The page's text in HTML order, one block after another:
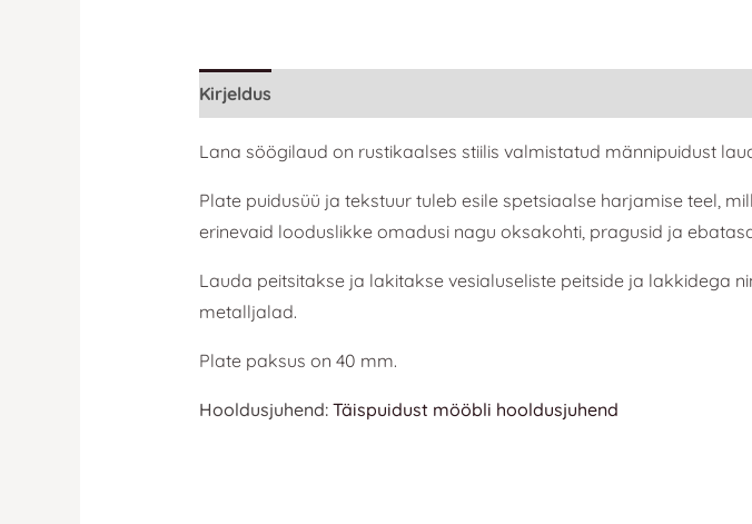
Kirjeldus
Lana söögilaud on rustikaalses stiilis valmistatud männipuidust
Plate puidusüü ja tekstuur tuleb esile spetsiaalse harjamise teel,
erinevaid looduslikke omadusi nagu oksakohti, pragusid ja
Lauda peitsitakse ja lakitakse vesialuseliste peitside ja lakkidega
metalljalad.
Plate paksus on 40 mm.
Hooldusjuhend: Täispuidust mööbli hooldusjuhend